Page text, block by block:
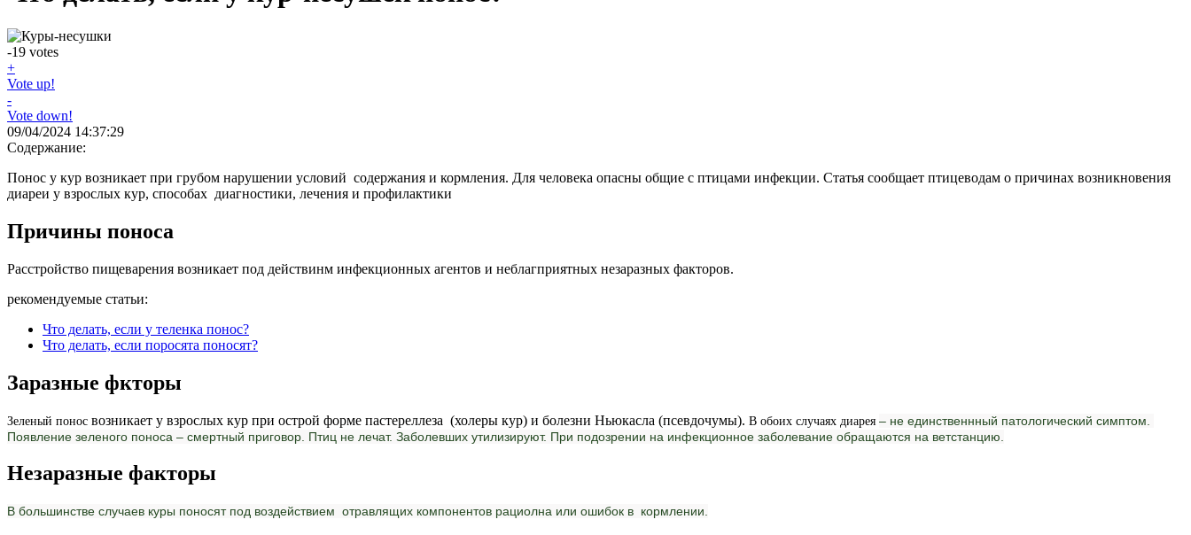
-19 votes
+
Vote up!
-
Vote down!
09/04/2024 14:37:29
Содержание:
Понос у кур возникает при грубом нарушении условий содержания и кормления. Для человека опасны общие с птицами инфекции. Статья сообщает птицеводам о причинах возникновения
диареи у взрослых кур, способах диагностики, лечения и профилактики
Причины поноса
Расстройство пищеварения возникает под действинм инфекционных агентов и неблагприятных незаразных факторов.
рекомендуемые статьи:
Что делать, если у теленка понос?
Что делать, если поросята поносят?
Заразные фкторы
Зеленый понос возникает у взрослых кур при острой форме пастереллеза (холеры кур) и болезни Ньюкасла (псевдочумы). В обоих случаях диарея – не единственнный патологический симптом.
Появление зеленого поноса – смертный приговор. Птиц не лечат. Заболевших утилизируют. При подозрении на инфекционное заболевание обращаются на ветстанцию.
Незаразные факторы
В большинстве случаев куры поносят под воздействием отравлящих компонентов рациолна или ошибок в кормлении.